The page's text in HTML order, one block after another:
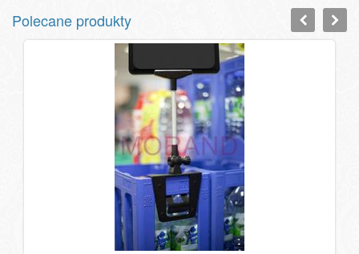
Polecane produkty